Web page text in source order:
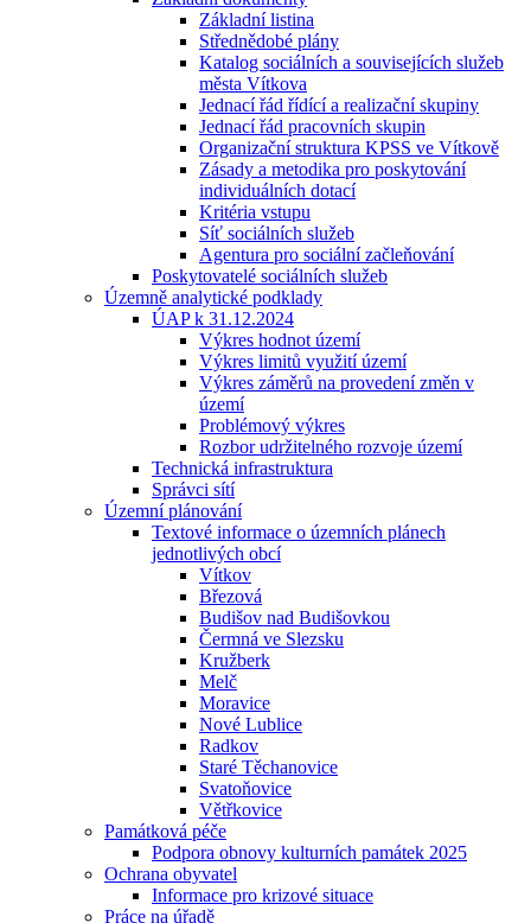
Základní listina
Střednědobé plány
Katalog sociálních a souvisejících služeb
města Vítkova
Jednací řád řídící a realizační skupiny
Jednací řád pracovních skupin
Organizační struktura KPSS ve Vítkově
Zásady a metodika pro poskytování
individuálních dotací
Kritéria vstupu
Síť sociálních služeb
Agentura pro sociální začleňování
Poskytovatelé sociálních služeb
Územně analytické podklady
ÚAP k 31.12.2024
Výkres hodnot území
Výkres limitů využití území
Výkres záměrů na provedení změn v
území
Problémový výkres
Rozbor udržitelného rozvoje území
Technická infrastruktura
Správci sítí
Územní plánování
Textové informace o územních plánech
jednotlivých obcí
Vítkov
Březová
Budišov nad Budišovkou
Čermná ve Slezsku
Kružberk
Melč
Moravice
Nové Lublice
Radkov
Staré Těchanovice
Svatoňovice
Větřkovice
Památková péče
Podpora obnovy kulturních památek 2025
Ochrana obyvatel
Informace pro krizové situace
Práce na úřadě